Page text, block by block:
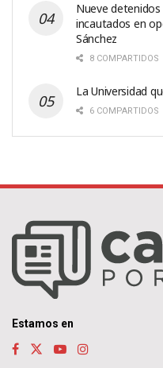
Nueve
incautados en
Sánchez
8 COMPARTIDOS
La Universidad
6 COMPARTIDOS
Estamos en